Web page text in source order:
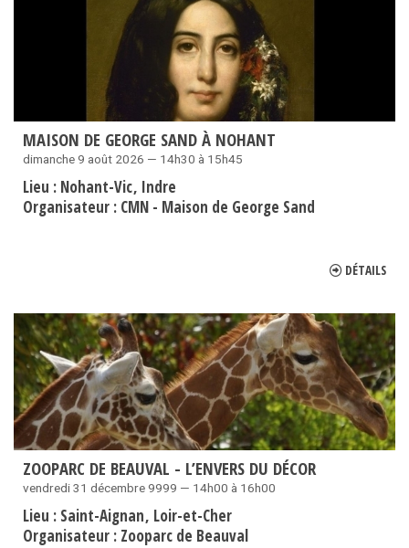
MAISON DE GEORGE SAND À NOHANT
dimanche 9 août 2026 — 14h30 à 15h45
Lieu : Nohant-Vic Indre
Organisateur : CMN - Maison de George Sand
DÉTAILS
ZOOPARC DE BEAUVAL - L’ENVERS DU DÉCOR
vendredi 31 décembre 9999 — 14h00 à 16h00
Lieu : Saint-Aignan Loir-et-Cher
Organisateur : Zooparc de Beauval